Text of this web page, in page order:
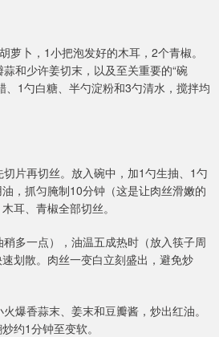
萝卜，1小把泡发好的木耳，2个青椒。
和少许姜切末，以及至关重要的“碗
1勺白糖、半勺淀粉和3勺清水，搅拌均
片再切丝。放入碗中，加1勺生抽、1勺
，抓匀腌制10分钟（这是让肉丝滑嫩的
耳、青椒全部切丝。
多一点），油温五成热时（放入筷子周
划散。肉丝一变白立刻盛出，避免炒
爆香蒜末、姜末和豆瓣酱，炒出红油。
约1分钟至变软。